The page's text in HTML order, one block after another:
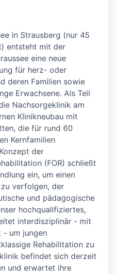
in Strausberg (nur 45
entsteht mit der
eine neue
für herz- oder
deren Familien sowie
Erwachsene. Als Teil
Nachsorgeklinik am
Klinikneubau mit
die für rund 60
Kernfamilien
der
(FOR) schließt
ein, um einen
verfolgen, der
und pädagogische
hochqualifiziertes,
interdisziplinär - mit
- um jungen
Rehabilitation zu
befindet sich derzeit
und erwartet ihre